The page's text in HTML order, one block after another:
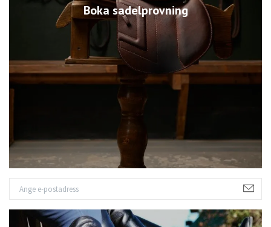
Boka sadelprovning